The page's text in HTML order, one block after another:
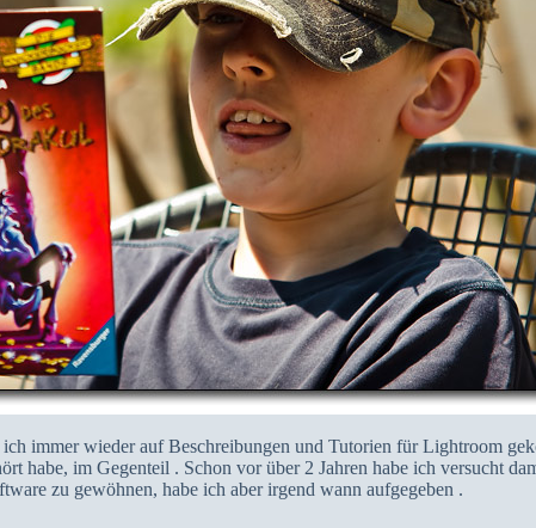
immer wieder auf Beschreibungen und Tutorien für Lightroom
habe, im Gegenteil . Schon vor über 2 Jahren habe ich versucht
zu gewöhnen, habe ich aber irgend wann aufgegeben .